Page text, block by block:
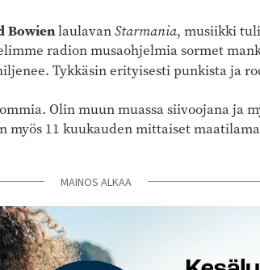
BowienlaulavanStarmania, musiikki
radion musa­ohjelmia sormet
Tykkäsin erityisesti punkista ja
Olin muun muassa siivoojana ja
myös 11 kuukauden mittaiset
MAINOS ALKAA